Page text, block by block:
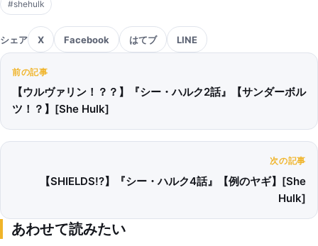
#shehulk
シェア X Facebook はてブ LINE
前の記事
【ウルヴァリン！？？】『シー・ハルク2話』【サンダーボル
ツ！？】[She Hulk]
次の記事
【SHIELDS!?】『シー・ハルク4話』【例のヤギ】[She
Hulk]
あわせて読みたい